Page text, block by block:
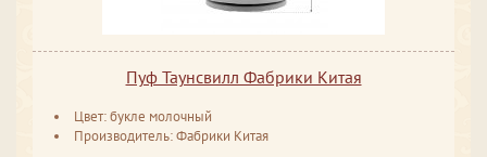
Пуф Таунсвилл Фабрики Китая
Цвет: букле молочный
Производитель: Фабрики Китая